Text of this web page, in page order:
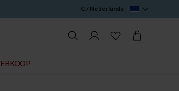
€ / Nederlands